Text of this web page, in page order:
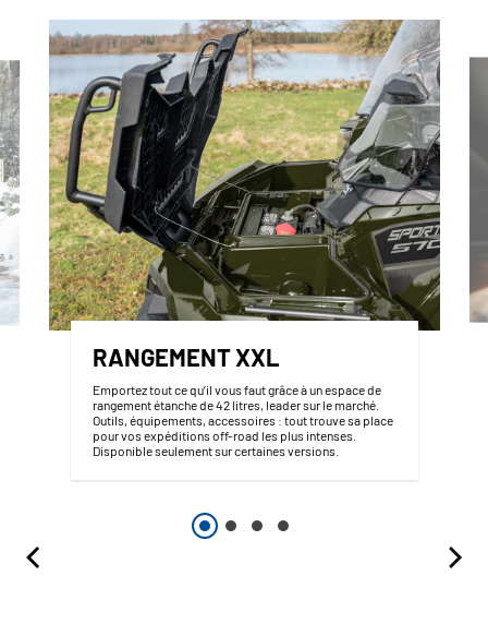
RANGEMENT XXL
Emportez tout ce qu’il vous faut grâce à un espace de
rangement étanche de 42 litres, leader sur le marché.
Outils, équipements, accessoires : tout trouve sa place
pour vos expéditions off-road les plus intenses.
Disponible seulement sur certaines versions.